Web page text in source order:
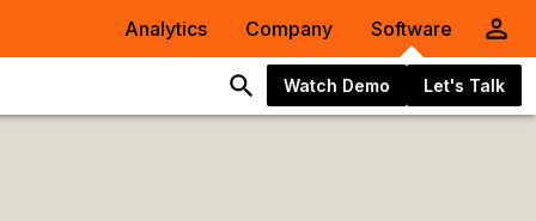
Analytics Company Software
Watch Demo Let's Talk